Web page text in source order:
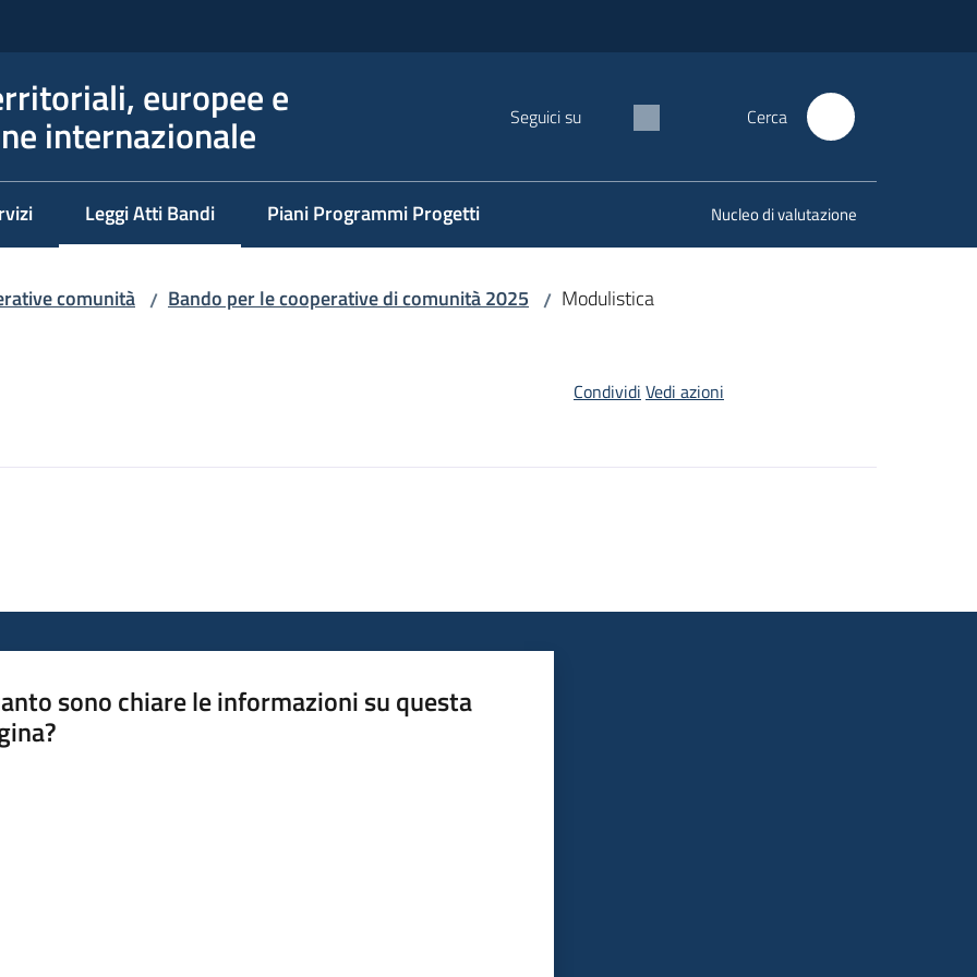
europee e
internazionale Seguici su Cerca
Leggi Atti Bandi
Menu selezionato Piani Programmi Progetti Nucleo di valutazione
comunità / Bando per le cooperative di comunità 2025 / Modulistica
Condividi Vedi azioni
sono chiare le informazioni su questa